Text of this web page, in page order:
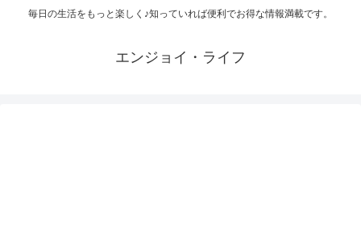
毎日の生活をもっと楽しく♪知っていれば便利でお得な情報満載です。
エンジョイ・ライフ